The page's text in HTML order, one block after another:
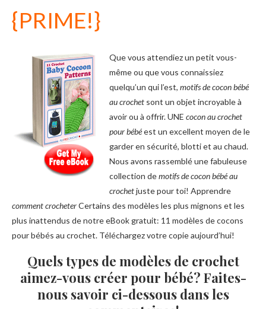
{PRIME!}
Que vous attendiez un petit vous-
même ou que vous connaissiez
quelqu’un qui l’est, motifs de cocon bébé
au crochet sont un objet incroyable à
avoir ou à offrir. UNE cocon au crochet
pour bébéest un excellent moyen de le
garder en sécurité, blotti et au chaud.
Nous avons rassemblé une fabuleuse
collection demotifs de cocon bébé au
crochetjuste pour toi! Apprendre
comment crocheterCertains des modèles les plus mignons et les
plus inattendus de notre eBook gratuit: 11 modèles de cocons
pour bébés au crochet. Téléchargez votre copie aujourd’hui!
Quels types de modèles de crochet
aimez-vous créer pour bébé? Faites-
nous savoir ci-dessous dans les